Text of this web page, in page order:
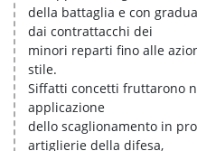
della battaglia e con
dai contrattacchi dei
minori reparti fino alle
stile.
Siffatti concetti fruttarono
applicazione
dello scaglionamento in
artiglierie della difesa,